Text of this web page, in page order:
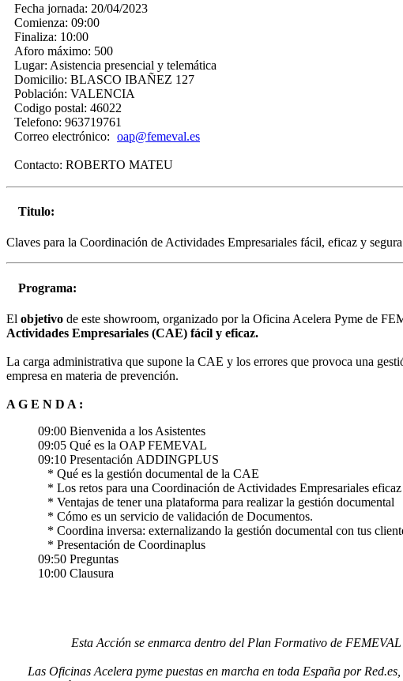
Fecha jornada: 20/04/2023
Comienza: 09:00
Finaliza: 10:00
Aforo máximo: 500
Lugar: Asistencia presencial y telemática
Domicilio: BLASCO IBAÑEZ 127
Población: VALENCIA
Codigo postal: 46022
Telefono: 963719761
Correo electrónico: oap@femeval.es
Contacto: ROBERTO MATEU
Titulo:
Claves para la Coordinación de Actividades Empresariales fácil, eficaz y segura
Programa:
El objetivo de este showroom, organizado por la Oficina Acelera Pyme de
Actividades Empresariales (CAE) fácil y eficaz.
La carga administrativa que supone la CAE y los errores que provoca una
empresa en materia de prevención.
A G E N D A :
09:00 Bienvenida a los Asistentes
09:05 Qué es la OAP FEMEVAL
09:10 Presentación ADDINGPLUS
* Qué es la gestión documental de la CAE
* Los retos para una Coordinación de Actividades Empresariales eficaz
* Ventajas de tener una plataforma para realizar la gestión documental
* Cómo es un servicio de validación de Documentos.
* Coordina inversa: externalizando la gestión documental con tus
* Presentación de Coordinaplus
09:50 Preguntas
10:00 Clausura
Esta Acción se enmarca dentro del Plan Formativo de
Las Oficinas Acelera pyme puestas en marcha en toda España por